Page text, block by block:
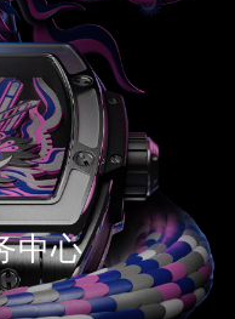
中心
/资讯